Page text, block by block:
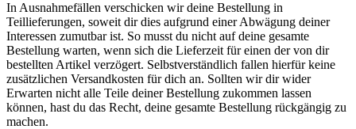
In Ausnahmefällen verschicken wir deine Bestellung in
Teillieferungen, soweit dir dies aufgrund einer Abwägung deiner
Interessen zumutbar ist. So musst du nicht auf deine gesamte
Bestellung warten, wenn sich die Lieferzeit für einen der von dir
bestellten Artikel verzögert. Selbstverständlich fallen hierfür keine
zusätzlichen Versandkosten für dich an. Sollten wir dir wider
Erwarten nicht alle Teile deiner Bestellung zukommen lassen
können, hast du das Recht, deine gesamte Bestellung rückgängig zu
machen.